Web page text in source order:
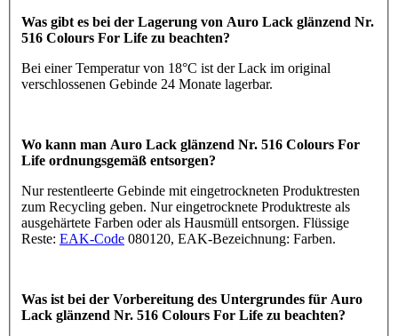
Was gibt es bei der Lagerung von Auro Lack glänzend Nr.
516 Colours For Life zu beachten?
Bei einer Temperatur von 18°C ist der Lack im original
verschlossenen Gebinde 24 Monate lagerbar.
Wo kann man Auro Lack glänzend Nr. 516 Colours For
Life ordnungsgemäß entsorgen?
Nur restentleerte Gebinde mit eingetrockneten Produktresten
zum Recycling geben. Nur eingetrocknete Produktreste als
ausgehärtete Farben oder als Hausmüll entsorgen. Flüssige
Reste: EAK-Code 080120, EAK-Bezeichnung: Farben.
Was ist bei der Vorbereitung des Untergrundes für Auro
Lack glänzend Nr. 516 Colours For Life zu beachten?